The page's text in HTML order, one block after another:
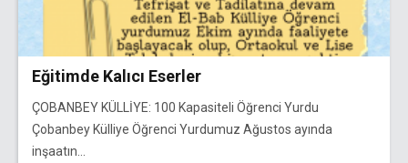
Eğitimde Kalıcı Eserler
ÇOBANBEY KÜLLİYE: 100 Kapasiteli Öğrenci Yurdu
Çobanbey Külliye Öğrenci Yurdumuz Ağustos ayında
inşaatın...